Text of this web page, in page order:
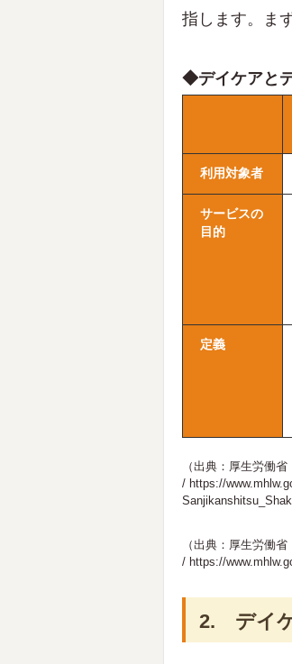
指します。ま
◆デイケアと
利用対象者
サービスの
目的
定義
（出典：厚生労働
/ https://
（出典：厚生労働
/ https://
2. デイケ